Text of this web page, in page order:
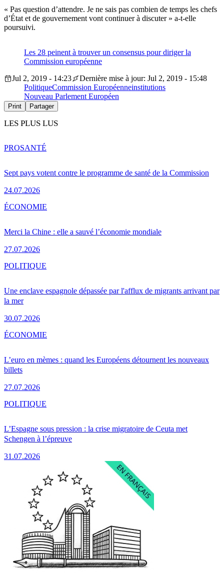
« Pas question d’attendre. Je ne sais pas combien de temps les chefs
d’État et de gouvernement vont continuer à discuter » a-t-elle
poursuivi.
Les 28 peinent à trouver un consensus pour diriger la
Commission européenne
Jul 2, 2019 - 14:23
Dernière mise à jour: Jul 2, 2019 - 15:48
PolitiqueCommission Européenneinstitutions
Nouveau Parlement Européen
Print Partager
LES PLUS LUS
Sept pays votent contre le programme de santé de la Commission
24.07.2026
PROSANTÉ
Merci la Chine : elle a sauvé l’économie mondiale
27.07.2026
ÉCONOMIE
Une enclave espagnole dépassée par l'afflux de migrants arrivant par
la mer
30.07.2026
POLITIQUE
L’euro en mèmes : quand les Européens détournent les nouveaux
billets
27.07.2026
ÉCONOMIE
L’Espagne sous pression : la crise migratoire de Ceuta met
Schengen à l’épreuve
31.07.2026
POLITIQUE